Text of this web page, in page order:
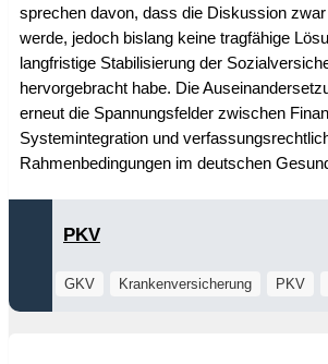
sprechen davon, dass die Diskussion
werde, jedoch bislang keine tragfähige
langfristige Stabilisierung der
hervorgebracht habe. Die
erneut die Spannungsfelder zwischen
Systemintegration und
Rahmenbedingungen im deutschen
PKV
GKV Krankenversicherung PKV